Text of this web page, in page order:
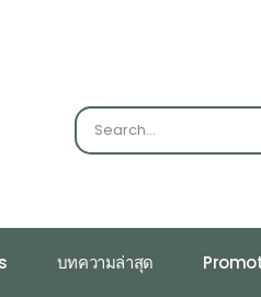
บทความล่าสุด